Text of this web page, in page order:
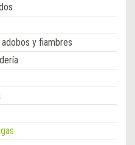
y fiambres